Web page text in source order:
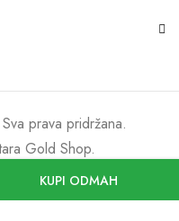
KUPI ODMAH
prava pridržana.
Gold Shop.